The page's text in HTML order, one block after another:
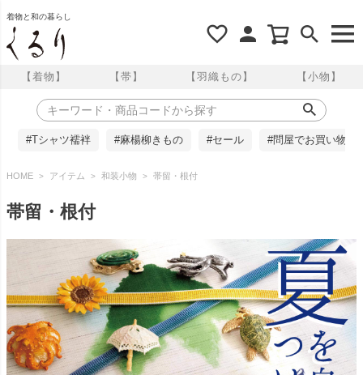
着物と和の暮らし
【着物】 【帯】 【羽織もの】 【小物】
#Tシャツ襦袢 #麻楊柳きもの #セール #問屋でお買い物
HOME アイテム 和装小物 帯留・根付
帯留・根付